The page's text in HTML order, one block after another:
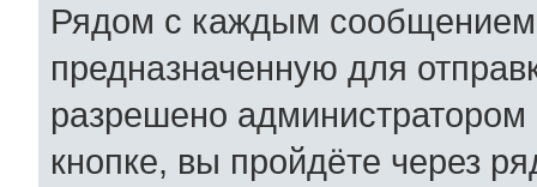
Рядом с каждым сообщением
предназначенную для
разрешено
кнопке, вы пройдёте через